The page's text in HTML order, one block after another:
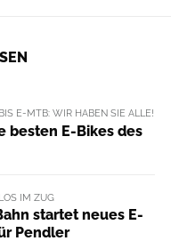
E-MTB: WIR HABEN SIE ALLE!
besten E-Bikes des
IM ZUG
startet neues E-
Pendler